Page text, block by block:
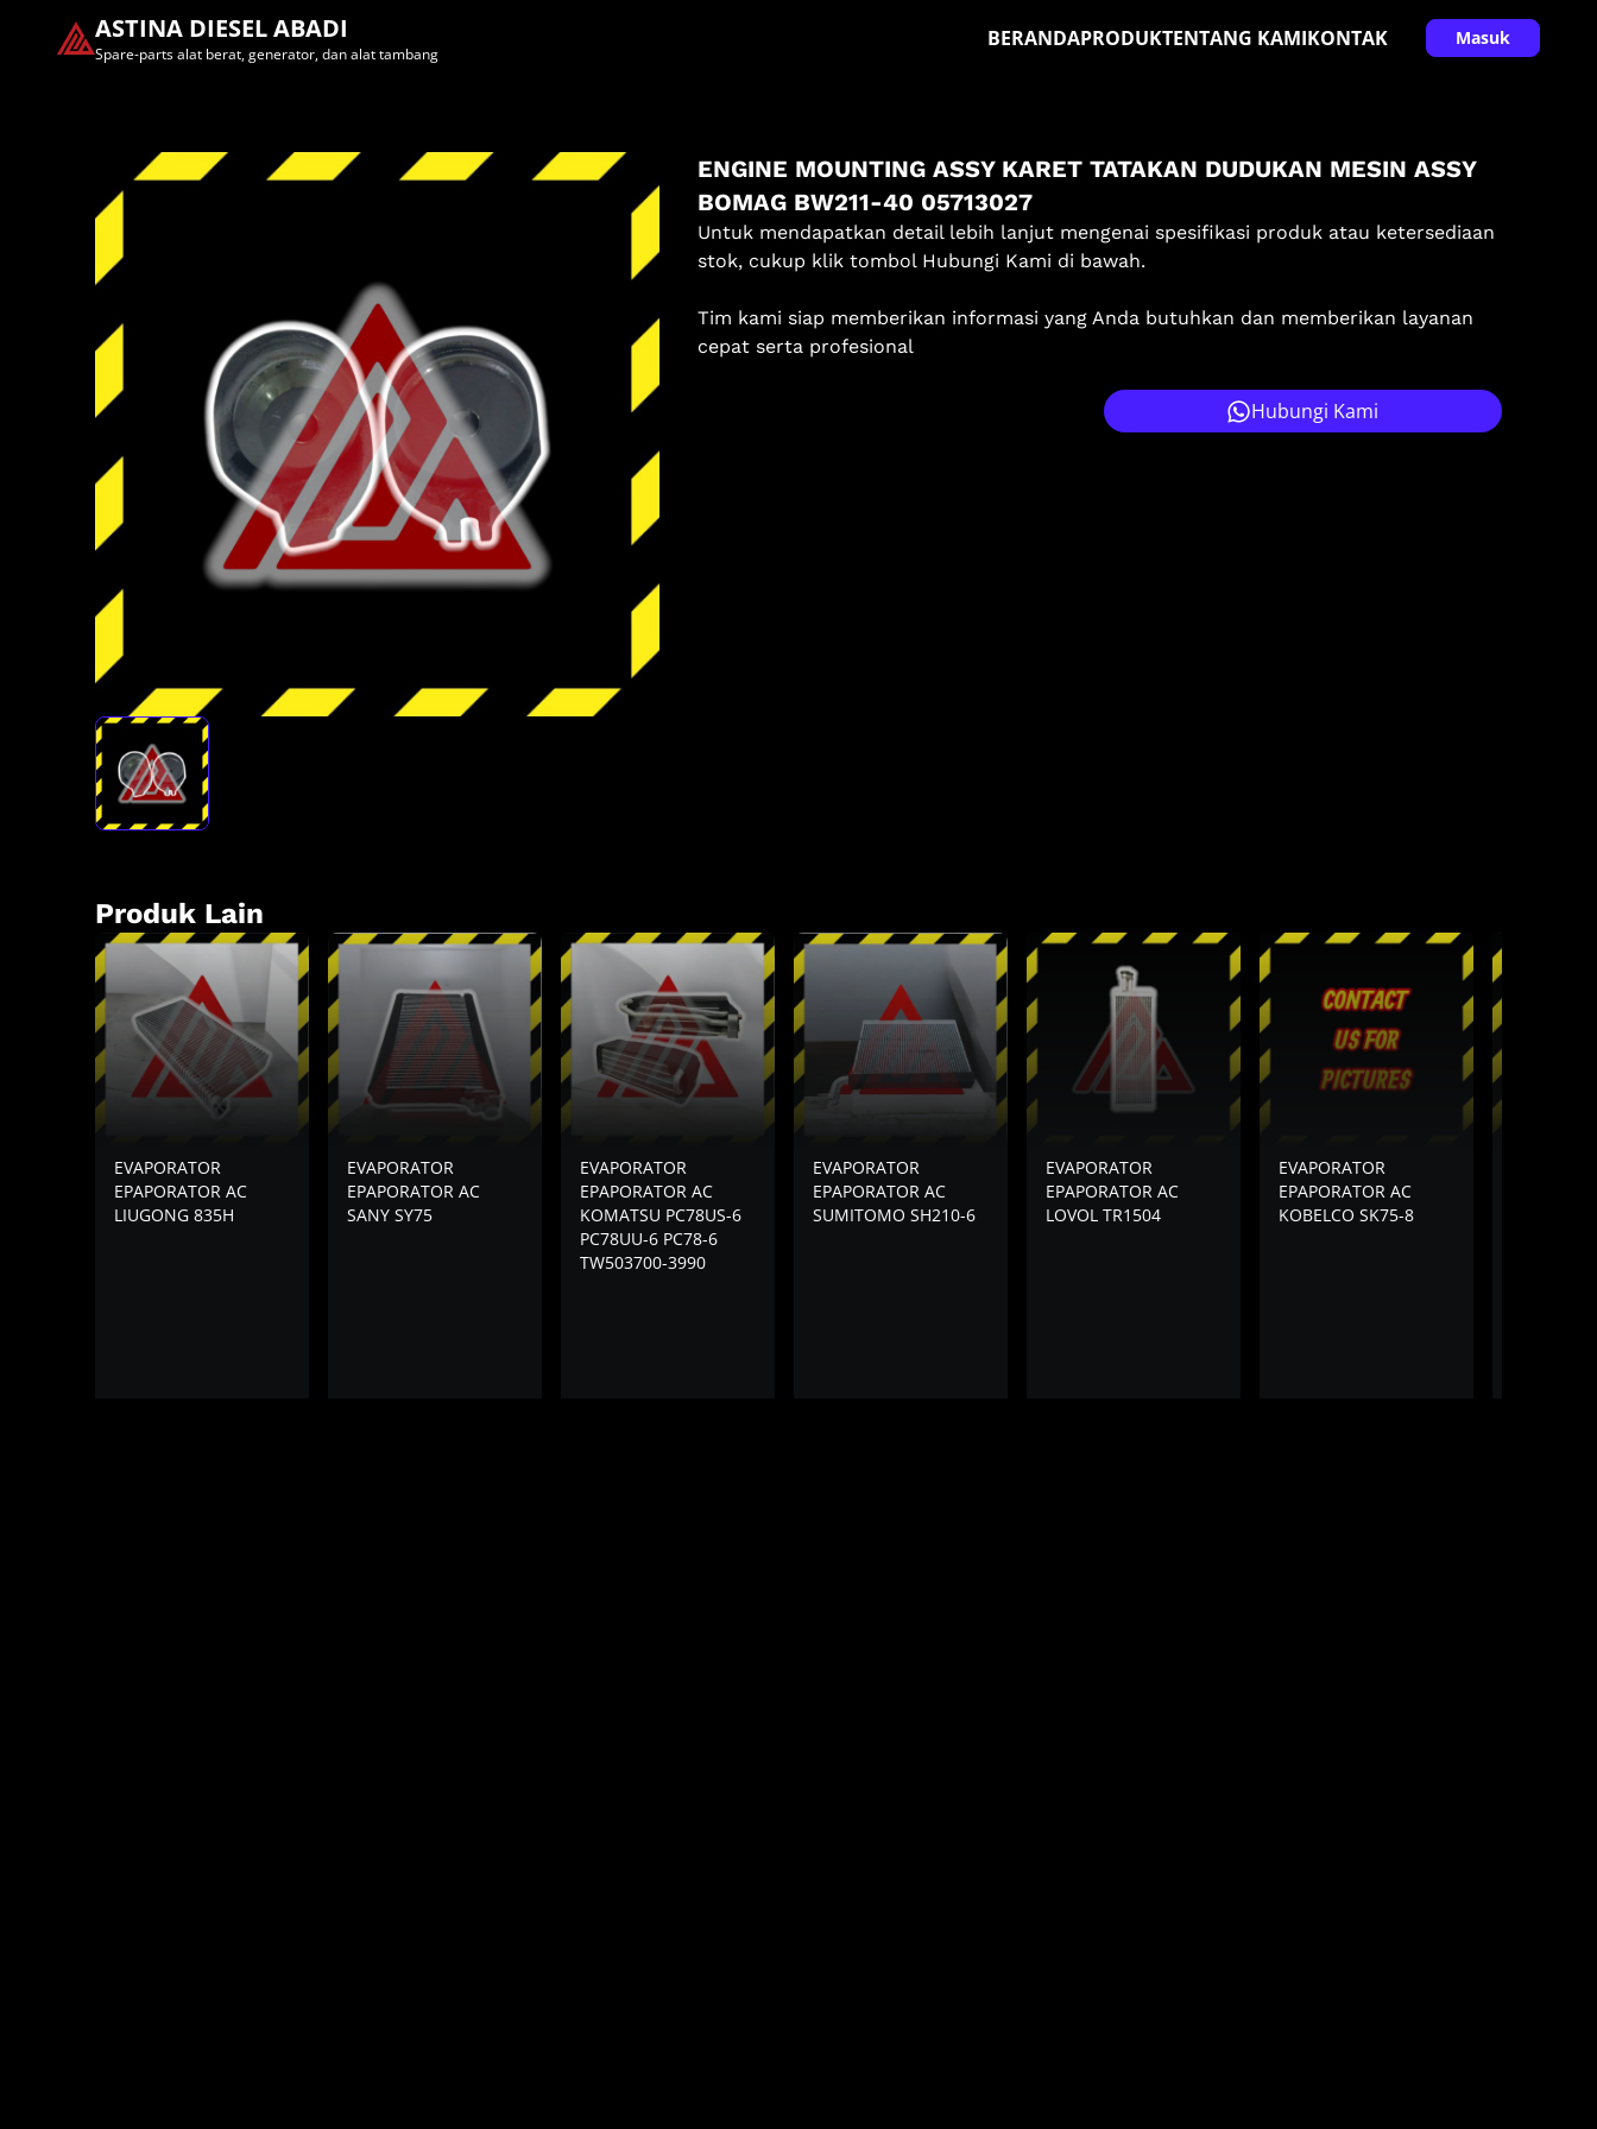
ASTINA DIESEL ABADI
Spare-parts alat berat, generator, dan alat tambang
BERANDAPRODUKTENTANG KAMIKONTAK Masuk
Masuk
Pilih methode masuk
Lanjutkan dengan Google
Dengan melanjutkan, kamu telah membaca dan setuju
dengan
Ketentuan Layanandan Kebijakan Privasikami.
ENGINE MOUNTING ASSY KARET TATAKAN DUDUKAN MESIN ASSY
BOMAG BW211-40 05713027
Untuk mendapatkan detail lebih lanjut mengenai spesifikasi produk atau ketersediaan
stok, cukup klik tombol Hubungi Kami di bawah.
Tim kami siap memberikan informasi yang Anda butuhkan dan memberikan layanan
cepat serta profesional
Hubungi Kami
Produk Lain
EVAPORATOR
EPAPORATOR AC
LIUGONG 835H
EVAPORATOR
EPAPORATOR AC
SANY SY75
EVAPORATOR
EPAPORATOR AC
KOMATSU PC78US-6
PC78UU-6 PC78-6
TW503700-3990
EVAPORATOR
EPAPORATOR AC
SUMITOMO SH210-6
EVAPORATOR
EPAPORATOR AC
LOVOL TR1504
EVAPORATOR
EPAPORATOR AC
KOBELCO SK75-8